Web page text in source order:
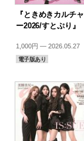
『ときめきカルチャ
ー2026/すとぷり』
1,000円 — 2026.05.27
電子版あり